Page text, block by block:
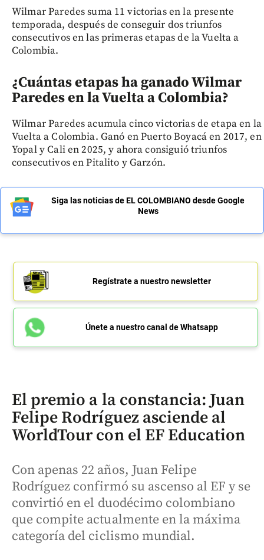
Wilmar Paredes suma 11 victorias en la presente
temporada, después de conseguir dos triunfos
consecutivos en las primeras etapas de la Vuelta a
Colombia.
¿Cuántas etapas ha ganado Wilmar
Paredes en la Vuelta a Colombia?
Wilmar Paredes acumula cinco victorias de etapa en la
Vuelta a Colombia. Ganó en Puerto Boyacá en 2017, en
Yopal y Cali en 2025, y ahora consiguió triunfos
consecutivos en Pitalito y Garzón.
Siga las noticias de EL COLOMBIANO desde Google
News
Regístrate a nuestro newsletter
Únete a nuestro canal de Whatsapp
El premio a la constancia: Juan
Felipe Rodríguez asciende al
WorldTour con el EF Education
Con apenas 22 años, Juan Felipe
Rodríguez confirmó su ascenso al EF y se
convirtió en el duodécimo colombiano
que compite actualmente en la máxima
categoría del ciclismo mundial.